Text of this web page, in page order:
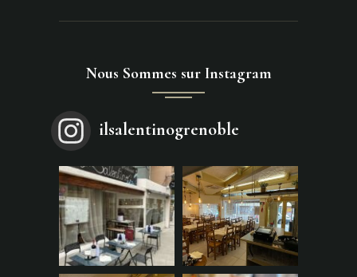
Nous Sommes sur Instagram
ilsalentinogrenoble